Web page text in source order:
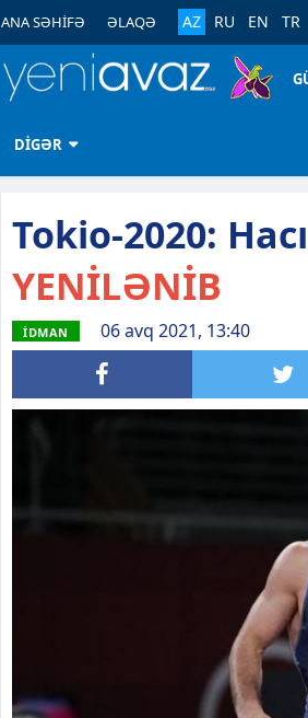
ANA SƏHİFƏ ƏLAQƏ AZ RU EN TR
DİGƏR
Tokio-2020:
YENİLƏNİB
İDMAN 06 avq 2021, 13:40